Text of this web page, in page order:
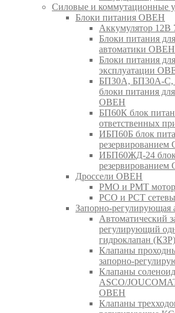
Силовые и коммутационные
Блоки питания ОВЕН
Аккумулятор
Блоки питания
автоматики ОВЕН
Блоки питания
эксплуатации
БП30А, БП30А-С,
блоки питания
ОВЕН
БП60К блок
ответственных
ИБП60Б блок
ИБП60ЖД-24 блок
Дроссели ОВЕН
РМО и РМТ
РСО и РСТ
Запорно-
Автоматический
регулирующий
гидроклапан
Клапаны
запорно-
Клапаны
ASCO/
ОВЕН
Клапаны